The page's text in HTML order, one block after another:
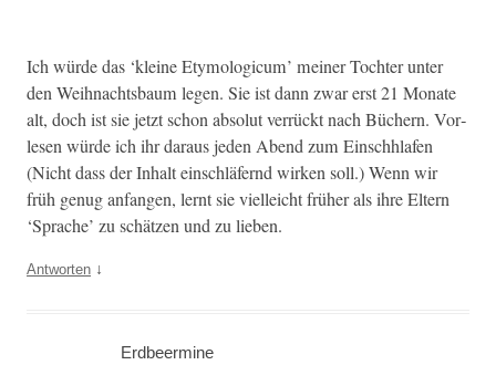
Ich würde das ‘kleine Ety­mo­log­icum’ mein­er Tochter unter
den Wei­h­nachts­baum leg­en. Sie ist dann zwar erst 21 Monate
alt, doch ist sie jet­zt schon abso­lut ver­rückt nach Büch­ern. Vor­
lesen würde ich ihr daraus jeden Abend zum Ein­schh­lafen
(Nicht dass der Inhalt ein­schläfer­nd wirken soll.) Wenn wir
früh genug anfan­gen, lernt sie vielle­icht früher als ihre Eltern
‘Sprache’ zu schätzen und zu lieben.
Antworten ↓
Erdbeermine